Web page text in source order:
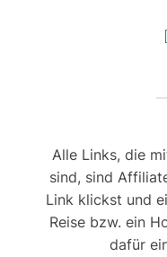
Alle Links, die
sind, sind
Link klickst und
Reise bzw. ein
dafür